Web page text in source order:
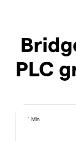
PLC
1 Min